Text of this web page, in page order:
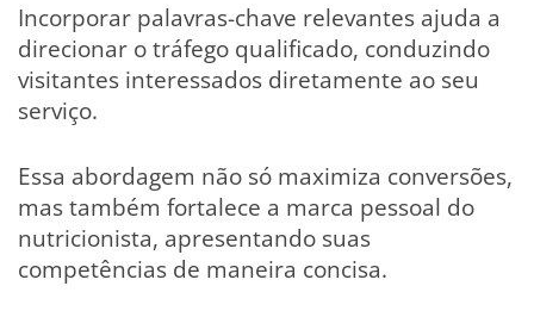
Incorporar palavras-chave relevantes ajuda a
direcionar o tráfego qualificado, conduzindo
visitantes interessados diretamente ao seu
serviço.
Essa abordagem não só maximiza conversões,
mas também fortalece a marca pessoal do
nutricionista, apresentando suas
competências de maneira concisa.